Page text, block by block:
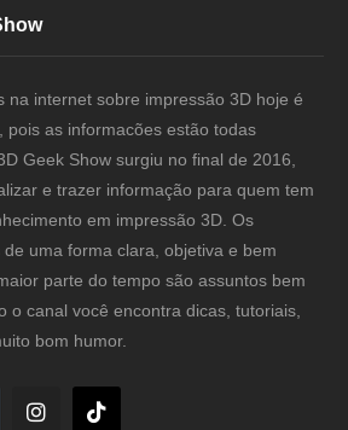
na internet sobre impressão 3D hoje é
pois as informacões estão todas
Geek Show surgiu no final de 2016,
e trazer informação para quem tem
em impressão 3D. Os
uma forma clara, objetiva e bem
parte do tempo são assuntos bem
o canal você encontra dicas, tutoriais,
bom humor.